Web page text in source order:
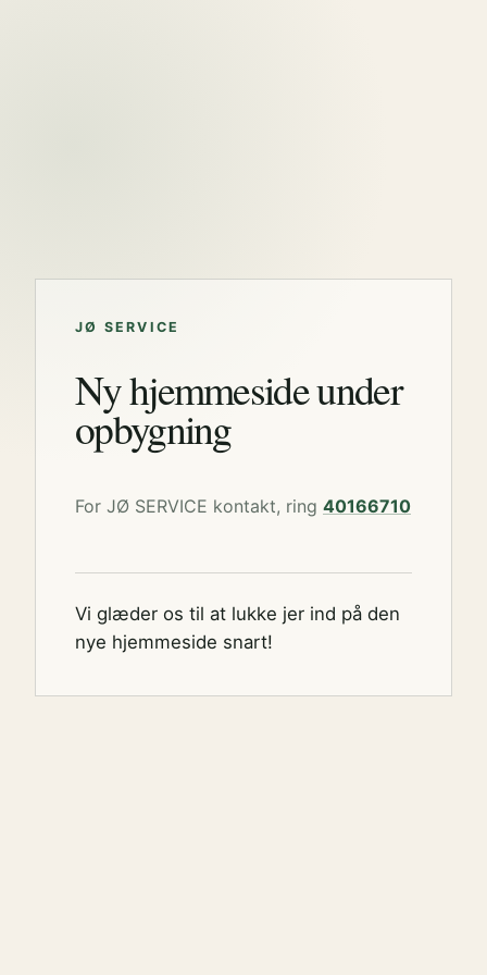
JØ SERVICE
Ny hjemmeside under
opbygning
For JØ SERVICE kontakt, ring 40166710
Vi glæder os til at lukke jer ind på den
nye hjemmeside snart!